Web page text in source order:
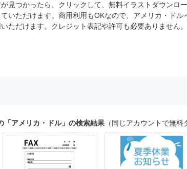
見つかったら、クリックして、無料イラストダウンロ
いただけます。商用利用もOKなので、アメリカ・ド
ただけます。クレジット表記や許可も必要ありません。
「アメリカ・ドル」の検索結果 （同じアカウントで無料